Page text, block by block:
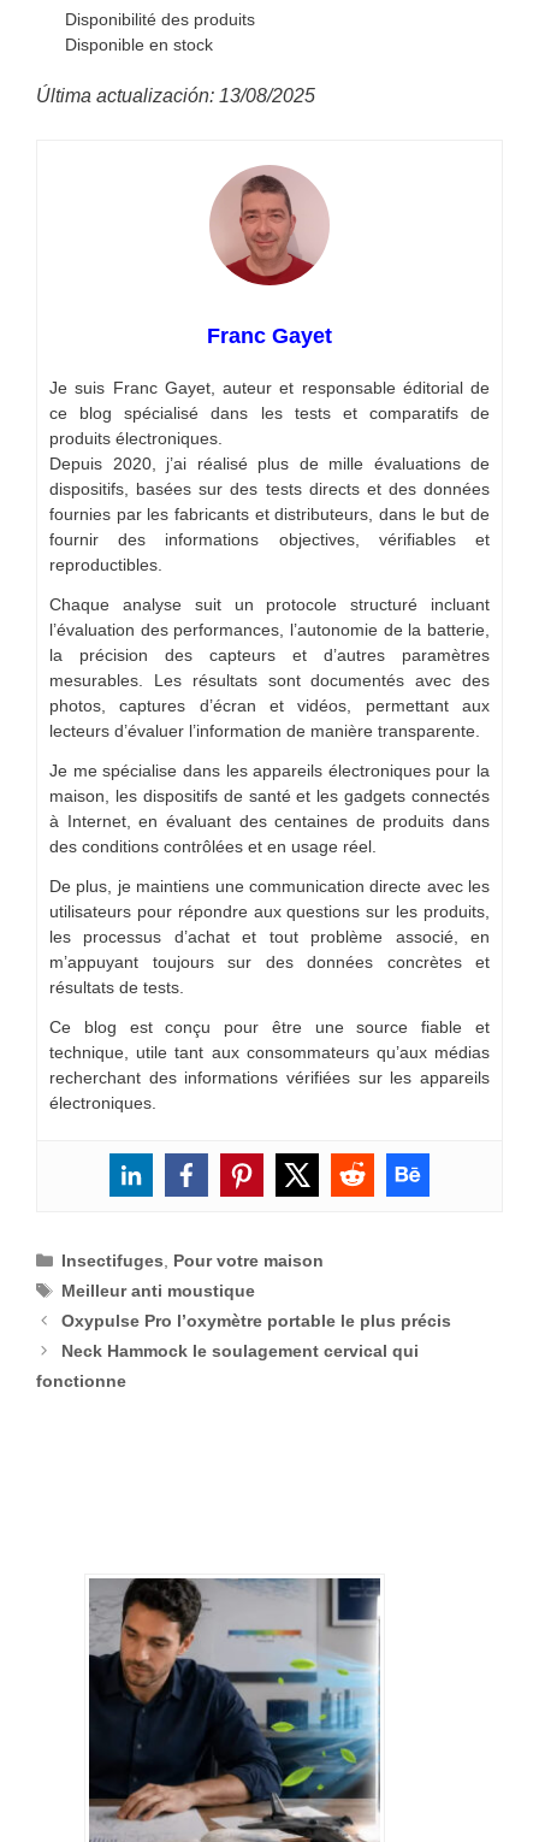
Disponibilité des produits
Disponible en stock
Última actualización: 13/08/2025
Franc Gayet
Je suis Franc Gayet, auteur et responsable éditorial de
ce blog spécialisé dans les tests et comparatifs de
produits électroniques.
Depuis 2020, j’ai réalisé plus de mille évaluations de
dispositifs, basées sur des tests directs et des données
fournies par les fabricants et distributeurs, dans le but de
fournir des informations objectives, vérifiables et
reproductibles.
Chaque analyse suit un protocole structuré incluant
l’évaluation des performances, l’autonomie de la batterie,
la précision des capteurs et d’autres paramètres
mesurables. Les résultats sont documentés avec des
photos, captures d’écran et vidéos, permettant aux
lecteurs d’évaluer l’information de manière transparente.
Je me spécialise dans les appareils électroniques pour la
maison, les dispositifs de santé et les gadgets connectés
à Internet, en évaluant des centaines de produits dans
des conditions contrôlées et en usage réel.
De plus, je maintiens une communication directe avec les
utilisateurs pour répondre aux questions sur les produits,
les processus d’achat et tout problème associé, en
m’appuyant toujours sur des données concrètes et
résultats de tests.
Ce blog est conçu pour être une source fiable et
technique, utile tant aux consommateurs qu’aux médias
recherchant des informations vérifiées sur les appareils
électroniques.
Catégories
Insectifuges
Pour votre maison
Étiquettes
Meilleur anti moustique
Oxypulse Pro l’oxymètre portable le plus précis
Neck Hammock le soulagement cervical qui
fonctionne